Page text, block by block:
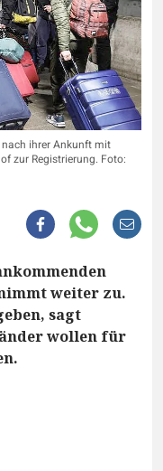
ihrer Ankunft mit
zur Registrierung. Foto:
weiter zu.
sagt
wollen für